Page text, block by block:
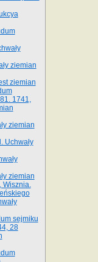
ziemian
ziemian
1741,
ziemian
Uchwały
ziemian
Wisznia.
sejmiku
28